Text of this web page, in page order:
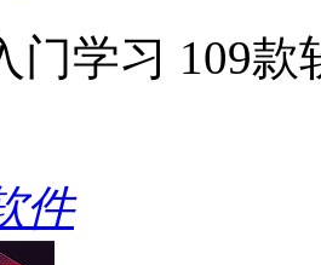
门学习 109款
件